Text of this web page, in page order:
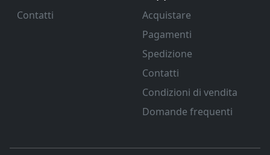
Contatti
Acquistare
Pagamenti
Spedizione
Contatti
Condizioni di vendita
Domande frequenti